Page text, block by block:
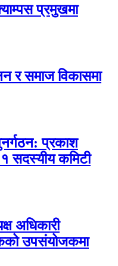
प्रमुखमा
र समाज विकासमा
प्रकाश
सदस्यीय कमिटी
अधिकारी
उपसंयोजकमा